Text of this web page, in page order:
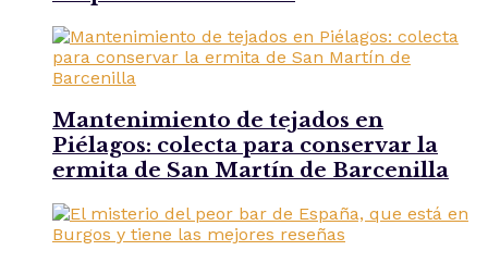
Mantenimiento de tejados en
Piélagos: colecta para conservar la
ermita de San Martín de Barcenilla